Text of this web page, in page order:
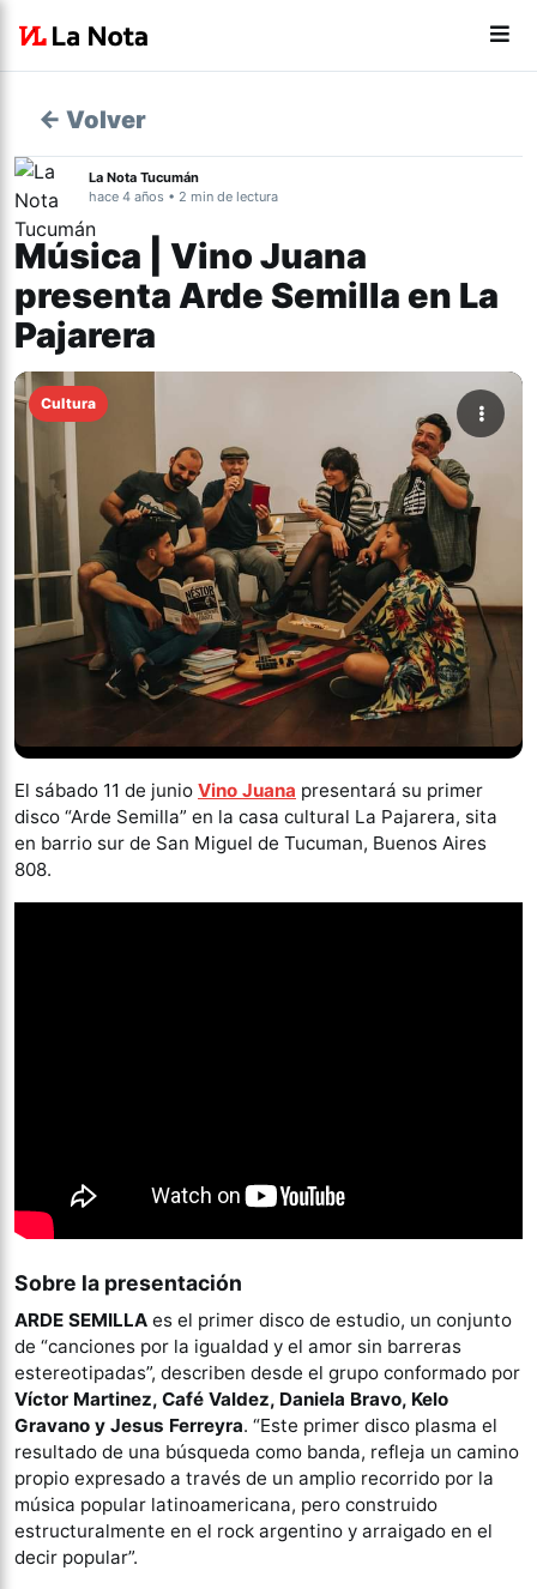
← Volver
La Nota Tucumán
hace 4 años • 2 min de lectura
Música | Vino Juana
presenta Arde Semilla en La
Pajarera
Cultura
El sábado 11 de junio Vino Juana presentará su primer
disco “Arde Semilla” en la casa cultural La Pajarera, sita
en barrio sur de San Miguel de Tucuman, Buenos Aires
808.
Sobre la presentación
ARDE SEMILLA es el primer disco de estudio, un conjunto
de “canciones por la igualdad y el amor sin barreras
estereotipadas”, describen desde el grupo conformado por
Víctor Martinez, Café Valdez, Daniela Bravo, Kelo
Gravano y Jesus Ferreyra. “Este primer disco plasma el
resultado de una búsqueda como banda, refleja un camino
propio expresado a través de un amplio recorrido por la
música popular latinoamericana, pero construido
estructuralmente en el rock argentino y arraigado en el
decir popular”.